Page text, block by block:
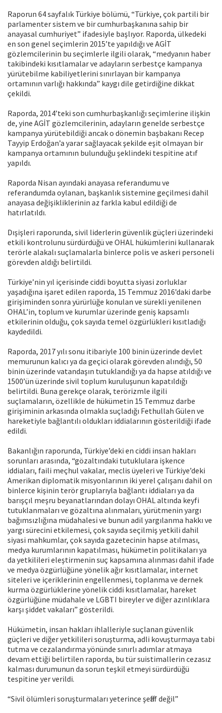
Raporun 64 sayfalık Türkiye bölümü, “Türkiye, çok partili bir
parlamenter sistem ve bir cumhurbaşkanına sahip bir
anayasal cumhuriyet” ifadesiyle başlıyor. Raporda, ülkedeki
en son genel seçimlerin 2015’te yapıldığı ve AGİT
gözlemcilerinin bu seçimlerle ilgili olarak, “medyanın haber
takibindeki kısıtlamalar ve adayların serbestçe kampanya
yürütebilme kabiliyetlerini sınırlayan bir kampanya
ortamının varlığı hakkında” kaygı dile getirdiğine dikkat
çekildi.
Raporda, 2014’teki son cumhurbaşkanlığı seçimlerine ilişkin
de, yine AGİT gözlemcilerinin, adayların genelde serbestçe
kampanya yürütebildiği ancak o dönemin başbakanı Recep
Tayyip Erdoğan’a yarar sağlayacak şekilde eşit olmayan bir
kampanya ortamının bulunduğu şeklindeki tespitine atıf
yapıldı.
Raporda Nisan ayındaki anayasa referandumu ve
referandumda oylanan, başkanlık sistemine geçilmesi dahil
anayasa değişikliklerinin az farkla kabul edildiği de
hatırlatıldı.
Dışişleri raporunda, sivil liderlerin güvenlik güçleri üzerindeki
etkili kontrolunu sürdürdüğü ve OHAL hükümlerini kullanarak
terörle alakalı suçlamalarla binlerce polis ve askeri personeli
görevden aldığı belirtildi.
Türkiye’nin yıl içerisinde ciddi boyutta siyasi zorluklar
yaşadığına işaret edilen raporda, 15 Temmuz 2016’daki darbe
girişiminden sonra yürürlüğe konulan ve sürekli yenilenen
OHAL’in, toplum ve kurumlar üzerinde geniş kapsamlı
etkilerinin olduğu, çok sayıda temel özgürlükleri kısıtladığı
kaydedildi.
Raporda, 2017 yılı sonu itibariyle 100 binin üzerinde devlet
memurunun kalıcı ya da geçici olarak görevden alındığı, 50
binin üzerinde vatandaşın tutuklandığı ya da hapse atıldığı ve
1500’ün üzerinde sivil toplum kuruluşunun kapatıldığı
belirtildi. Buna gerekçe olarak, terörizmle ilgili
suçlamaların, özellikle de hükümetin 15 Temmuz darbe
girişiminin arkasında olmakla suçladığı Fethullah Gülen ve
hareketiyle bağlantılı oldukları iddialarının gösterildiği ifade
edildi.
Bakanlığın raporunda, Türkiye’deki en ciddi insan hakları
sorunları arasında, “gözaltındaki tutuklulara işkence
iddiaları, faili meçhul vakalar, meclis üyeleri ve Türkiye’deki
Amerikan diplomatik misyonlarının iki yerel çalışanı dahil on
binlerce kişinin terör gruplarıyla bağlantı iddiaları ya da
barışçıl meşru beyanatlarından dolayı OHAL altında keyfi
tutuklanmaları ve gözaltına alınmaları, yürütmenin yargı
bağımsızlığına müdahalesi ve bunun adil yargılanma hakkı ve
yargı sürecini etkilemesi, çok sayıda seçilmiş yetkili dahil
siyasi mahkumlar, çok sayıda gazetecinin hapse atılması,
medya kurumlarının kapatılması, hükümetin politikaları ya
da yetkilileri eleştirmenin suç kapsamına alınması dahil ifade
ve medya özgürlüğüne yönelik ağır kısıtlamalar, internet
siteleri ve içeriklerinin engellenmesi, toplanma ve dernek
kurma özgürlüklerine yönelik ciddi kısıtlamalar, hareket
özgürlüğüne müdahale ve LGBTI bireyler ve diğer azınlıklara
karşı şiddet vakaları” gösterildi.
Hükümetin, insan hakları ihlalleriyle suçlanan güvenlik
güçleri ve diğer yetkilileri soruşturma, adli kovuşturmaya tabi
tutma ve cezalandırma yönünde sınırlı adımlar atmaya
devam ettiği belirtilen raporda, bu tür suistimallerin cezasız
kalması durumunun da sorun teşkil etmeyi sürdürdüğü
tespitine yer verildi.
“Sivil ölümleri soruşturmaları yeterince şeffaf değil”